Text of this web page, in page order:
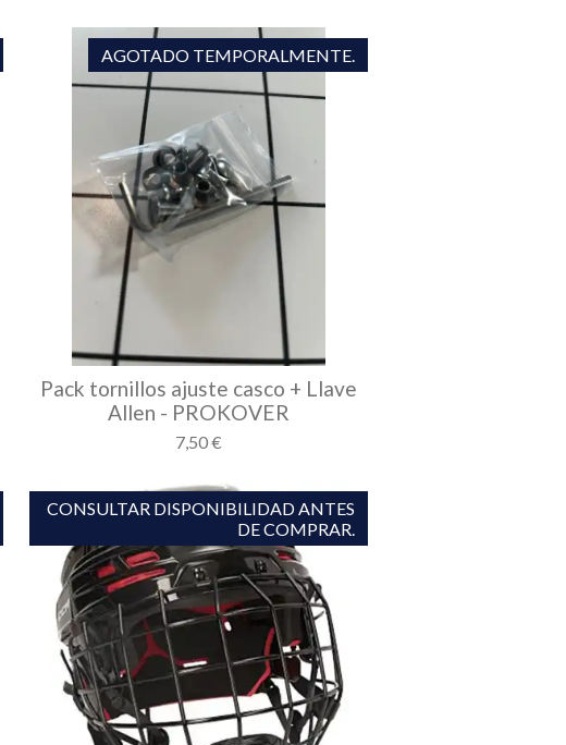
AGOTADO TEMPORALMENTE.
Pack tornillos ajuste casco + Llave
Allen - PROKOVER
7,50 €
CONSULTAR DISPONIBILIDAD ANTES
DE COMPRAR.